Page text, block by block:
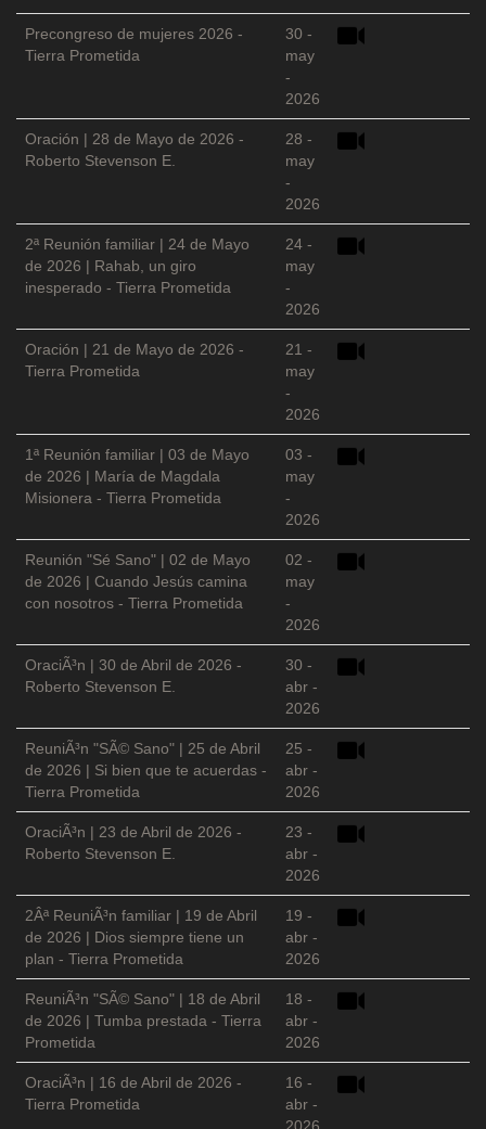
Precongreso de mujeres 2026 -
Tierra Prometida
30 -
may
-
2026
Oración | 28 de Mayo de 2026 -
Roberto Stevenson E.
28 -
may
-
2026
2ª Reunión familiar | 24 de Mayo
de 2026 | Rahab, un giro
inesperado - Tierra Prometida
24 -
may
-
2026
Oración | 21 de Mayo de 2026 -
Tierra Prometida
21 -
may
-
2026
1ª Reunión familiar | 03 de Mayo
de 2026 | María de Magdala
Misionera - Tierra Prometida
03 -
may
-
2026
Reunión "Sé Sano" | 02 de Mayo
de 2026 | Cuando Jesús camina
con nosotros - Tierra Prometida
02 -
may
-
2026
OraciÃ³n | 30 de Abril de 2026 -
Roberto Stevenson E.
30 -
abr -
2026
ReuniÃ³n "SÃ© Sano" | 25 de Abril
de 2026 | Si bien que te acuerdas -
Tierra Prometida
25 -
abr -
2026
OraciÃ³n | 23 de Abril de 2026 -
Roberto Stevenson E.
23 -
abr -
2026
2Âª ReuniÃ³n familiar | 19 de Abril
de 2026 | Dios siempre tiene un
plan - Tierra Prometida
19 -
abr -
2026
ReuniÃ³n "SÃ© Sano" | 18 de Abril
de 2026 | Tumba prestada - Tierra
Prometida
18 -
abr -
2026
OraciÃ³n | 16 de Abril de 2026 -
Tierra Prometida
16 -
abr -